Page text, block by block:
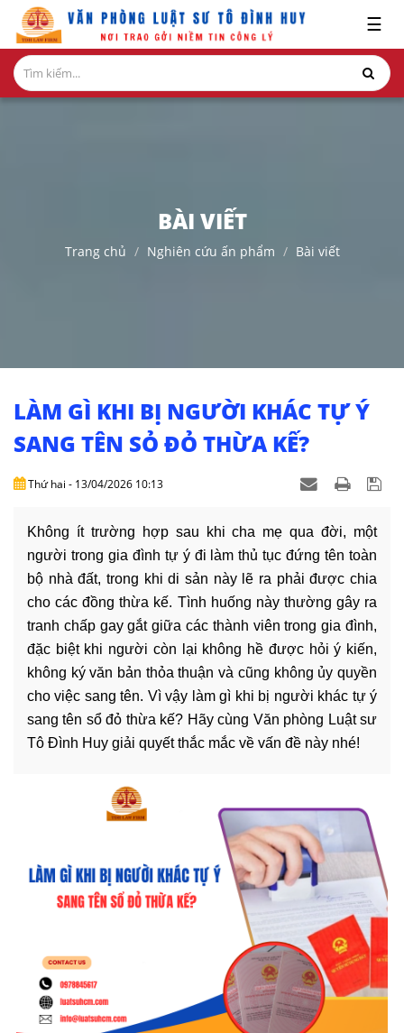
GIỚI
THIỆU
DỊCH
VĂN
BẢN
THỦ
TỤC
LIÊN
HỆ
☰
BÀI VIẾT
Trang chủ Nghiên cứu ấn phẩm Bài viết
LÀM GÌ KHI BỊ NGƯỜI KHÁC TỰ Ý
SANG TÊN SỎ ĐỎ THỪA KẾ?
Thứ hai - 13/04/2026 10:13
Không ít trường hợp sau khi cha mẹ qua đời, một
người trong gia đình tự ý đi làm thủ tục đứng tên toàn
bộ nhà đất, trong khi di sản này lẽ ra phải được chia
cho các đồng thừa kế. Tình huống này thường gây ra
tranh chấp gay gắt giữa các thành viên trong gia đình,
đặc biệt khi người còn lại không hề được hỏi ý kiến,
không ký văn bản thỏa thuận và cũng không ủy quyền
cho việc sang tên. Vì vậy làm gì khi bị người khác tự ý
sang tên sổ đỏ thừa kế? Hãy cùng Văn phòng Luật sư
Tô Đình Huy giải quyết thắc mắc về vấn đề này nhé!